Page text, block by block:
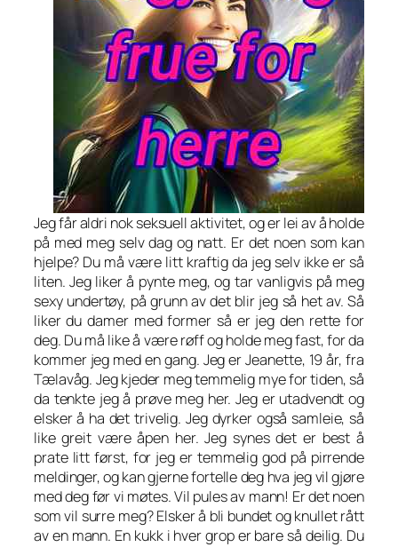
Jeg får aldri nok seksuell aktivitet, og er lei av å holde
på med meg selv dag og natt. Er det noen som kan
hjelpe? Du må være litt kraftig da jeg selv ikke er så
liten. Jeg liker å pynte meg, og tar vanligvis på meg
sexy undertøy, på grunn av det blir jeg så het av. Så
liker du damer med former så er jeg den rette for
deg. Du må like å være røff og holde meg fast, for da
kommer jeg med en gang. Jeg er Jeanette, 19 år, fra
Tælavåg. Jeg kjeder meg temmelig mye for tiden, så
da tenkte jeg å prøve meg her. Jeg er utadvendt og
elsker å ha det trivelig. Jeg dyrker også samleie, så
like greit være åpen her. Jeg synes det er best å
prate litt først, for jeg er temmelig god på pirrende
meldinger, og kan gjerne fortelle deg hva jeg vil gjøre
med deg før vi møtes. Vil pules av mann! Er det noen
som vil surre meg? Elsker å bli bundet og knullet rått
av en mann. En kukk i hver grop er bare så deilig. Du